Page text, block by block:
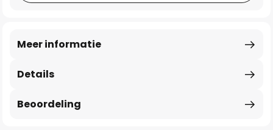
Details
Meer informatie
Beoordeling